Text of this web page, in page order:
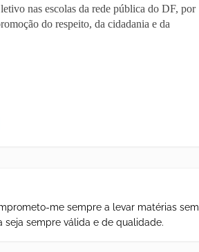
nas escolas da rede pública do DF, por
do respeito, da cidadania e da
me sempre a levar matérias sem
sempre válida e de qualidade.